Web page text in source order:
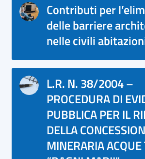
Contributi per
delle barriere
nelle civili
L.R. N. 38/2004 –
PROCEDURA DI
PUBBLICA PER IL
DELLA
MINERARIA